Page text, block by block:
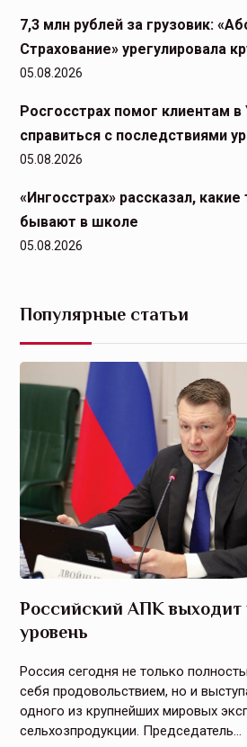
7,3 млн рублей за грузовик:
Страхование» урегулировала
05.08.2026
Росгосстрах помог клиентам в
справиться с последствиями
05.08.2026
«Ингосстрах» рассказал,
бывают в школе
05.08.2026
Популярные статьи
Российский АПК выходит
уровень
Россия сегодня не только
себя продовольствием, но и
одного из крупнейших мировых
сельхозпродукции. Председатель…